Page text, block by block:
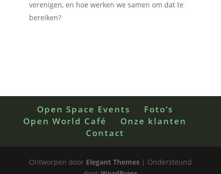
verenigen, en hoe werken we samen om dat te
bereiken?
Open Space Events
Foto’s
Open World Café
Onze klanten
Contact
Ontworpen door Elegant Themes| Ondersteund